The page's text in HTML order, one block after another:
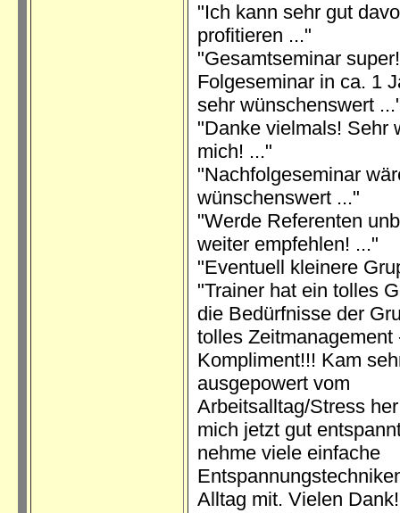
"Ich kann sehr gut
profitieren ..."
"Gesamtseminar super!
Folgeseminar in ca. 1
sehr wünschenswert
"Danke vielmals! Sehr
mich! ..."
"Nachfolgeseminar
wünschenswert ..."
"Werde Referenten
weiter empfehlen! ..."
"Eventuell kleinere
"Trainer hat ein tolles
die Bedürfnisse der
tolles Zeitmanagement
Kompliment!!! Kam
ausgepowert vom
Arbeitsalltag/Stress
mich jetzt gut
nehme viele einfache
Alltag mit. Vielen